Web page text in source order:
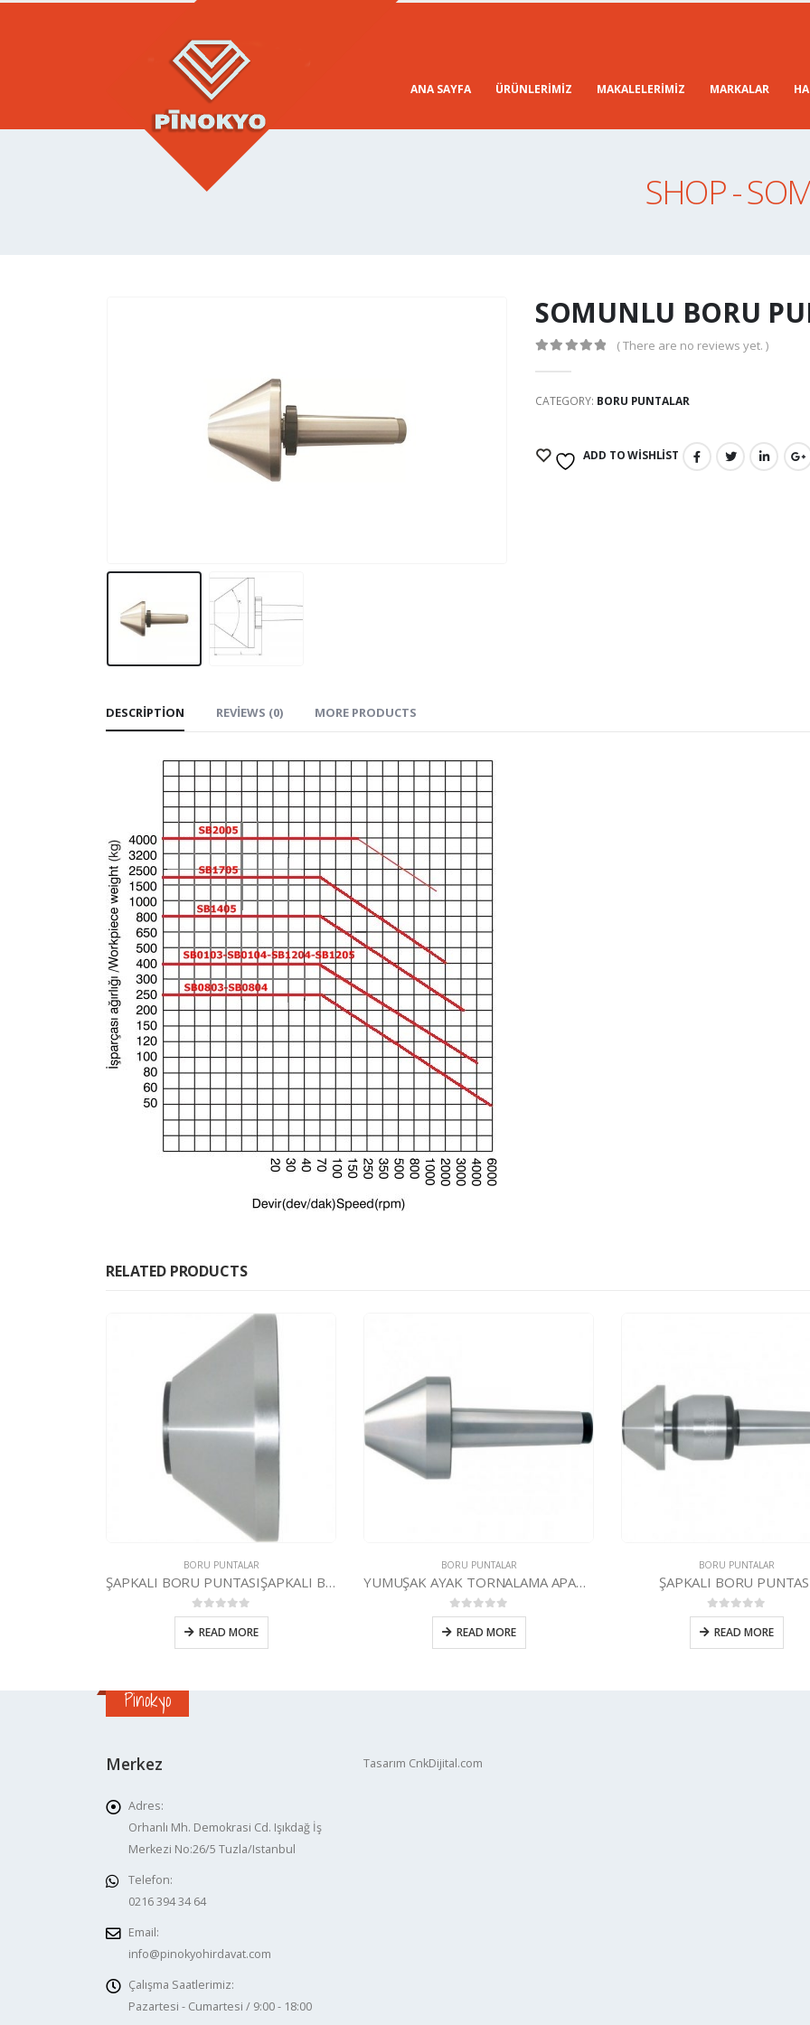
ANA SAYFA ÜRÜNLERIMIZ MAKALELERIMIZ MARKALAR
SHOP -
SOMUNLU BORU
( There are no reviews yet. )
CATEGORY: BORU PUNTALAR
ADD TO WISHLIST
DESCRIPTION REVIEWS (0) MORE PRODUCTS
RELATED PRODUCTS
BORU PUNTALAR
ŞAPKALI BORU PUNTASIŞAPKALI BORU PUNTASI ŞAPKA MODEL 270
05 üzerinden
READ MORE
BORU PUNTALAR
YUMUŞAK AYAK TORNALAMA APARATI
05 üzerinden
READ MORE
BORU PUNTALAR
ŞAPKALI BORU
05 üzerinden
READ MORE
Pinokyo
Merkez
Adres:
Orhanlı Mh. Demokrasi Cd. Işıkdağ İş
Merkezi No:26/5 Tuzla/Istanbul
Telefon:
0216 394 34 64
Email:
info@pinokyohirdavat.com
Çalışma Saatlerimiz:
Pazartesi - Cumartesi / 9:00 - 18:00
Tasarım CnkDijital.com